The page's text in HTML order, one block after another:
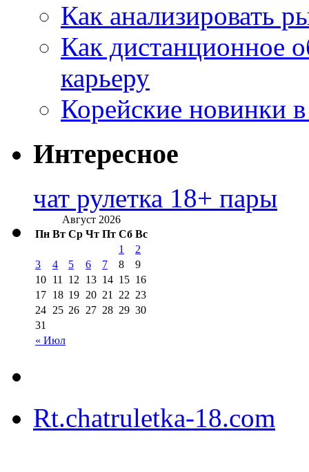
Как анализировать
Как дистанционное
карьеру
Корейские новинки
Интересное
чат рулетка 18+ пары
Август 2026
Пн Вт Ср Чт Пт Сб Вс
« Июл
1
2
3
4 5 6 7 8
9
10 11 12 13 14 15 16
17 18 19 20 21 22 23
24 25 26 27 28 29 30
31
Rt.chatruletka-18.com